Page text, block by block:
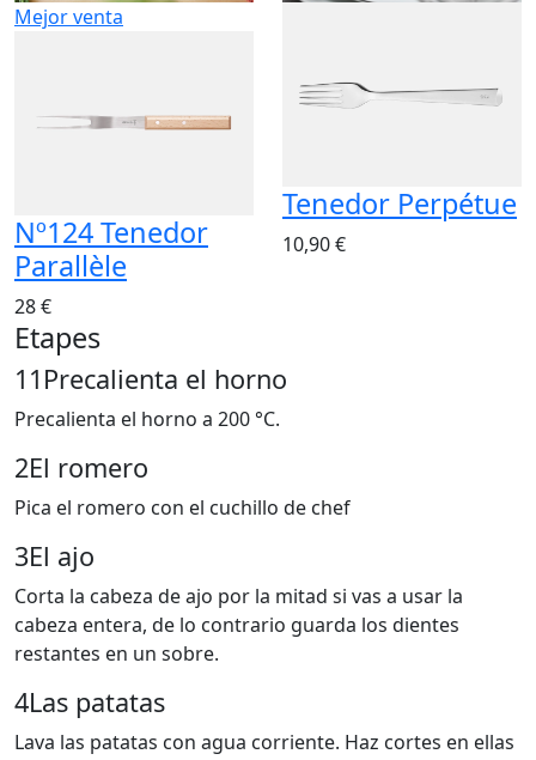
Mejor venta
Nº124 Tenedor
Parallèle
28 €
Tenedor Perpétue
10,90 €
Etapes
1 1Precalienta el horno
Precalienta el horno a 200 °C.
2El romero
Pica el romero con el cuchillo de chef
3El ajo
Corta la cabeza de ajo por la mitad si vas a usar la
cabeza entera, de lo contrario guarda los dientes
restantes en un sobre.
4Las patatas
Lava las patatas con agua corriente. Haz cortes en ellas